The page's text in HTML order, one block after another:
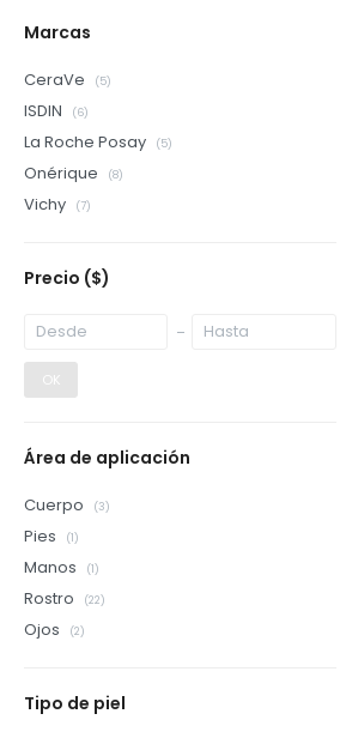
Marcas
CeraVe (5)
ISDIN (6)
La Roche Posay (5)
Onérique (8)
Vichy (7)
Precio ($)
OK
Área de aplicación
Cuerpo (3)
Pies (1)
Manos (1)
Rostro (22)
Ojos (2)
Tipo de piel